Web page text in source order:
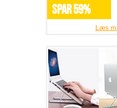
SPAR 59%
Læs